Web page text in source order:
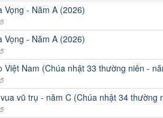
Vọng - Năm A (2026)
Vọng - Năm A (2026)
Việt Nam (Chúa nhật 33 thường niên -
vũ trụ - năm C (Chúa nhật 34 thường